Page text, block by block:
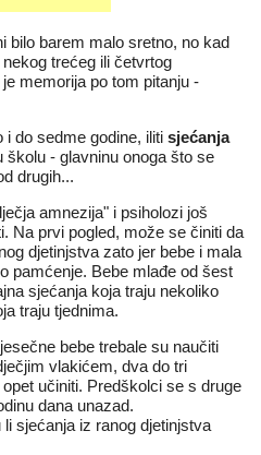
bilo barem malo sretno, no kad
trećeg ili četvrtog
memorija po tom pitanju -
do sedme godine, iliti sjećanja
- glavninu onoga što se
drugih...
amnezija" i psiholozi još
Na prvi pogled, može se činiti da
djetinjstva zato jer bebe i mala
pamćenje. Bebe mlađe od šest
sjećanja koja traju nekoliko
traju tjednima.
bebe trebale su naučiti
vlakićem, dva do tri
učiniti. Predškolci se s druge
dana unazad.
sjećanja iz ranog djetinjstva